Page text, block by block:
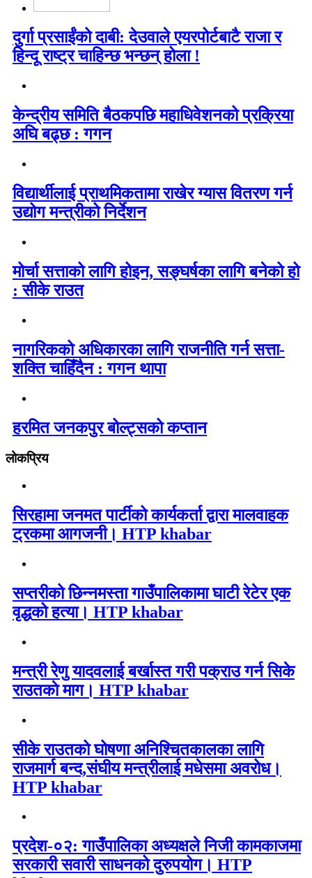
दुर्गा प्रसाईंको दाबी: देउवाले एयरपोर्टबाटै राजा र
हिन्दू राष्ट्र चाहिन्छ भन्छन् होला !
केन्द्रीय समिति बैठकपछि महाधिवेशनको प्रक्रिया
अघि बढ्छ : गगन
विद्यार्थीलाई प्राथमिकतामा राखेर ग्यास वितरण गर्न
उद्योग मन्त्रीको निर्देशन
मोर्चा सत्ताको लागि होइन, सङ्घर्षका लागि बनेको हो
: सीके राउत
नागरिकको अधिकारका लागि राजनीति गर्न सत्ता-
शक्ति चाहिँदैन : गगन थापा
हरमित जनकपुर बोल्ट्सको कप्तान
लोकप्रिय
सिरहामा जनमत पार्टीको कार्यकर्ता द्वारा मालवाहक
ट्रकमा आगजनी। HTP khabar
सप्तरीको छिन्नमस्ता गाउँपालिकामा घाटी रेटेर एक
वृद्धको हत्या। HTP khabar
मन्त्री रेणु यादवलाई बर्खास्त गरी पक्राउ गर्न सिके
राउतकाे माग। HTP khabar
सीके राउतको घोषणा अनिश्चितकालका लागि
राजमार्ग बन्द,संघीय मन्त्रीलाई मधेसमा अवरोध।
HTP khabar
प्रदेश-०२: गाउँपालिका अध्यक्षले निजी कामकाजमा
सरकारी सवारी साधनको दुरुपयोग। HTP